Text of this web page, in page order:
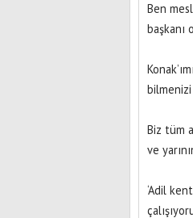
Ben
başkanı
Biz tüm
ve
‘Adil